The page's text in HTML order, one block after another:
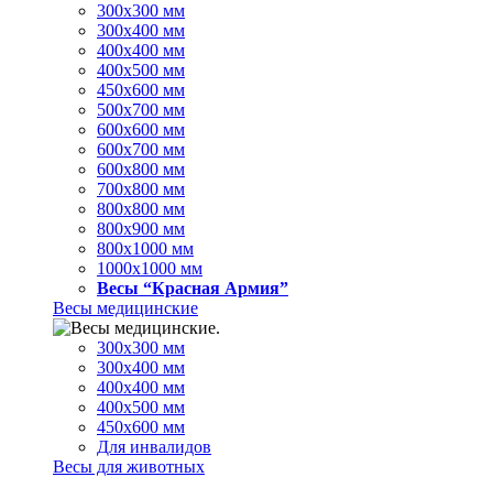
300х300 мм
300х400 мм
400х400 мм
400х500 мм
450х600 мм
500х700 мм
600х600 мм
600х700 мм
600х800 мм
700х800 мм
800х800 мм
800х900 мм
800х1000 мм
1000х1000 мм
Весы “Красная Армия”
Весы медицинские
300х300 мм
300х400 мм
400х400 мм
400х500 мм
450х600 мм
Для инвалидов
Весы для животных